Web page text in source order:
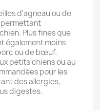
d'agneau ou de
permettant
Plus fines que
également moins
ou de bœuf.
petits chiens ou au
pour les
des allergies,
digestes.